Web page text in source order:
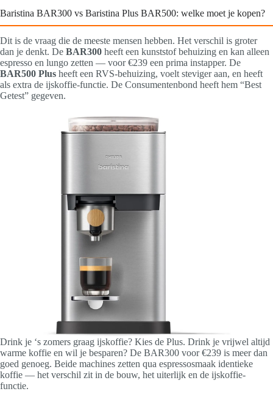
Baristina BAR300 vs Baristina Plus BAR500: welke moet je kopen?
Dit is de vraag die de meeste mensen hebben. Het verschil is groter
dan je denkt. De BAR300 heeft een kunststof behuizing en kan alleen
espresso en lungo zetten — voor €239 een prima instapper. De
BAR500 Plus heeft een RVS-behuizing, voelt steviger aan, en heeft
als extra de ijskoffie-functie. De Consumentenbond heeft hem “Best
Getest” gegeven.
Drink je ‘s zomers graag ijskoffie? Kies de Plus. Drink je vrijwel altijd
warme koffie en wil je besparen? De BAR300 voor €239 is meer dan
goed genoeg. Beide machines zetten qua espressosmaak identieke
koffie — het verschil zit in de bouw, het uiterlijk en de ijskoffie-
functie.